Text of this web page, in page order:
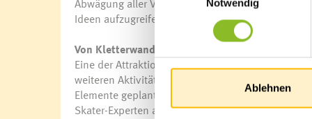
Notwendig
Ablehnen
Abwägung aller Vorschläge, wurde Ing. Markus
Ideen aufzugreifen, um ein breites Angebot zu
Von Kletterwand bis Funbox
Eine der Attraktionen bilden die Kletterwände,
weiteren Aktivitäten laden die Outdoor-
Elemente geplant. Wie die genau aussehen
Skater-Experten abgeklärt. Geht alles nach